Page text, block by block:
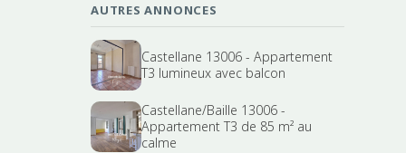
AUTRES ANNONCES
Castellane 13006 - Appartement
T3 lumineux avec balcon
Castellane/Baille 13006 -
Appartement T3 de 85 m² au
calme